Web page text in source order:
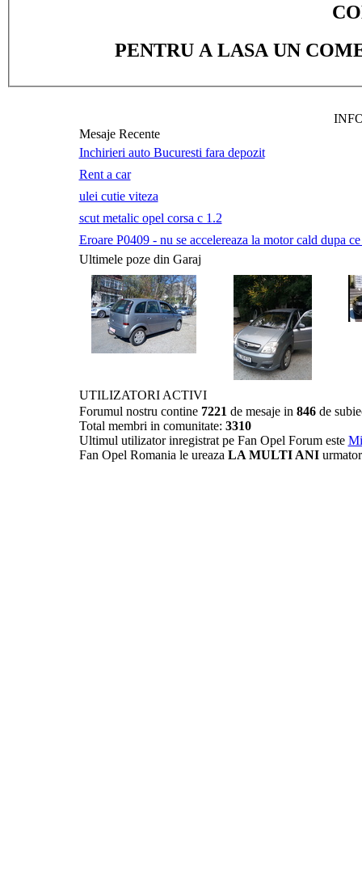
PENTRU A LASA UN
Mesaje Recente
Inchirieri auto Bucuresti fara depozit
Rent a car
ulei cutie viteza
scut metalic opel corsa c 1.2
Eroare P0409 - nu se accelereaza la motor cald dupa
Ultimele poze din Garaj
UTILIZATORI ACTIVI
Forumul nostru contine 7221 de mesaje in 846de
Total membri in comunitate: 3310
Ultimul utilizator inregistrat pe Fan Opel Forum este
Fan Opel Romania le ureaza LA MULTI ANI